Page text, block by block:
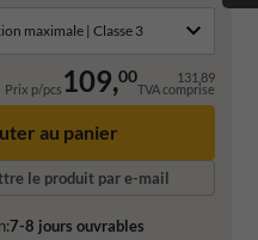
Prix p/pcs 109,00 131,89
TVA comprise
au panier
le produit par e-mail
7-8 jours ouvrables